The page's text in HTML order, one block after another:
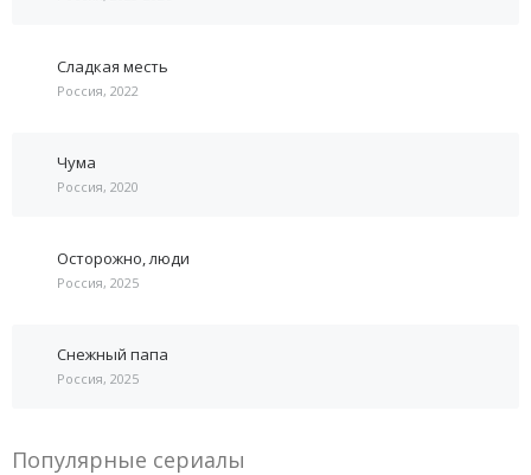
Сладкая месть
Россия, 2022
Чума
Россия, 2020
Осторожно, люди
Россия, 2025
Снежный папа
Россия, 2025
Популярные сериалы